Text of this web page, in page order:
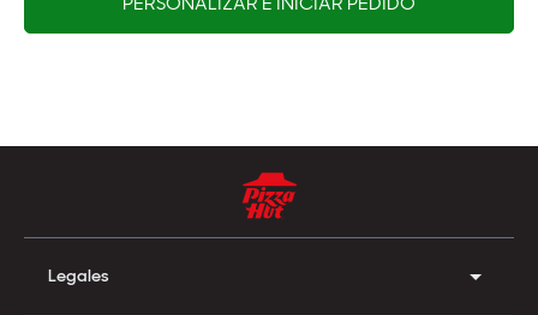
PERSONALIZAR E INICIAR PEDIDO
Legales